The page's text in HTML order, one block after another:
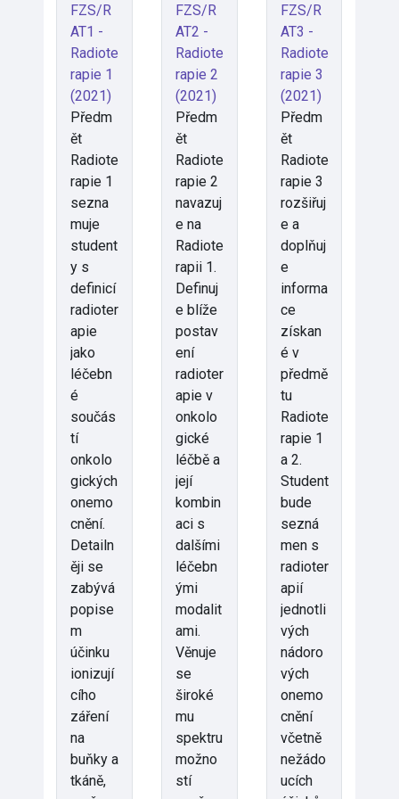
FZS/R
AT1 -
Radiote
rapie 1
(2021)
Předm
ět
Radiote
rapie 1
sezna
muje
student
y s
definicí
radioter
apie
jako
léčebn
é
součás
tí
onkolo
gických
onemo
cnění.
Detailn
ěji se
zabývá
popise
m
účinku
ionizují
cího
záření
na
buňky a
tkáně,
FZS/R
AT2 -
Radiote
rapie 2
(2021)
Předm
ět
Radiote
rapie 2
navazuj
e na
Radiote
rapii 1.
Definuj
e blíže
postav
ení
radioter
apie v
onkolo
gické
léčbě a
její
kombin
aci s
dalšími
léčebn
ými
modalit
ami.
Věnuje
se
široké
mu
spektru
možno
stí
FZS/R
AT3 -
Radiote
rapie 3
(2021)
Předm
ět
Radiote
rapie 3
rozšiřuj
e a
doplňuj
e
informa
ce
získan
é v
předmě
tu
Radiote
rapie 1
a 2.
Student
bude
sezná
men s
radioter
apií
jednotli
vých
nádoro
vých
onemo
cnění
včetně
nežádo
ucích